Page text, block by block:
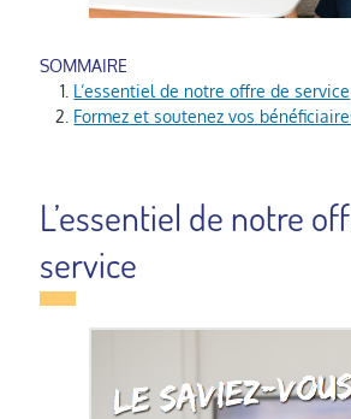
L’essentiel de notre offre de service
Formez et soutenez vos
L’essentiel de notre
service